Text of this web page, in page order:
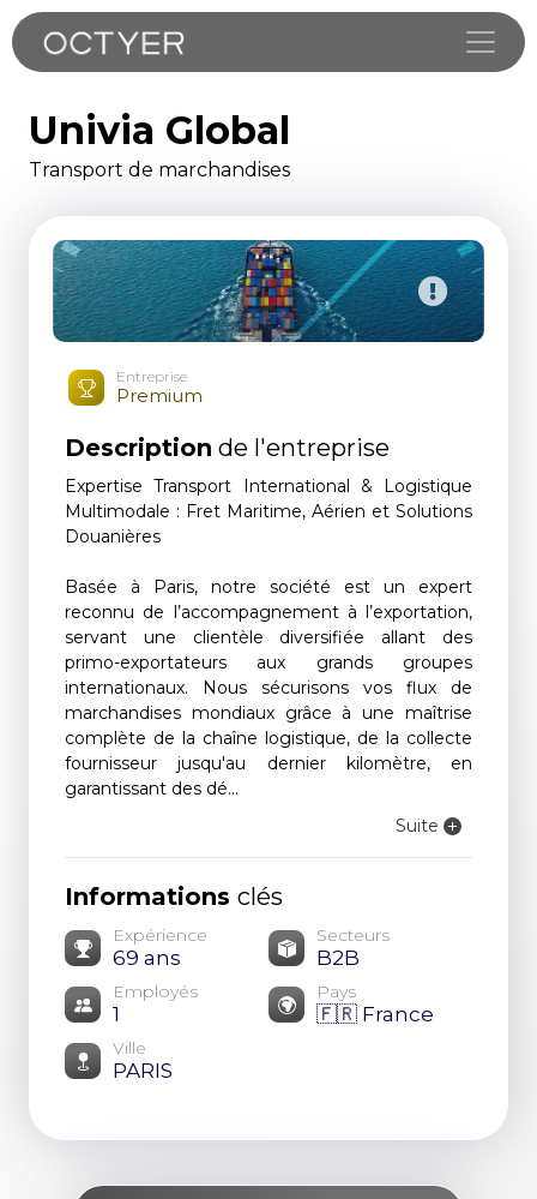
Univia Global
Transport de marchandises
Entreprise
Premium
Description de l'entreprise
Expertise Transport International & Logistique
Multimodale : Fret Maritime, Aérien et Solutions
Douanières
Basée à Paris, notre société est un expert
reconnu de l’accompagnement à l’exportation,
servant une clientèle diversifiée allant des
primo-exportateurs aux grands groupes
internationaux. Nous sécurisons vos flux de
marchandises mondiaux grâce à une maîtrise
complète de la chaîne logistique, de la collecte
fournisseur jusqu'au dernier kilomètre, en
garantissant des dé...
Suite
Informations clés
Expérience
69 ans
Secteurs
B2B
Employés
1
Pays
🇫🇷 France
Ville
PARIS